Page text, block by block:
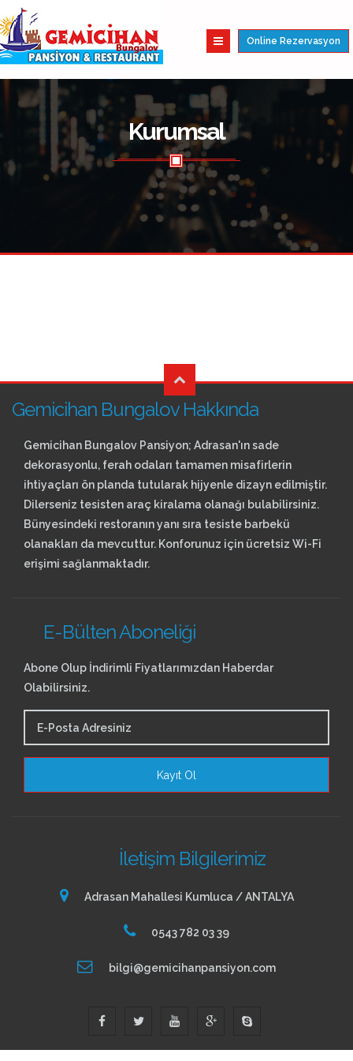
Online Rezervasyon
Kurumsal
Gemicihan Bungalov Hakkında
Gemicihan Bungalov Pansiyon; Adrasan'ın sade
dekorasyonlu, ferah odaları tamamen misafirlerin
ihtiyaçları ön planda tutularak hijyenle dizayn edilmiştir.
Dilerseniz tesisten araç kiralama olanağı bulabilirsiniz.
Bünyesindeki restoranın yanı sıra tesiste barbekü
olanakları da mevcuttur. Konforunuz için ücretsiz Wi-Fi
erişimi sağlanmaktadır.
E-Bülten Aboneliği
Abone Olup İndirimli Fiyatlarımızdan Haberdar
Olabilirsiniz.
İletişim Bilgilerimiz
Adrasan Mahallesi Kumluca / ANTALYA
0543 782 03 39
bilgi@gemicihanpansiyon.com